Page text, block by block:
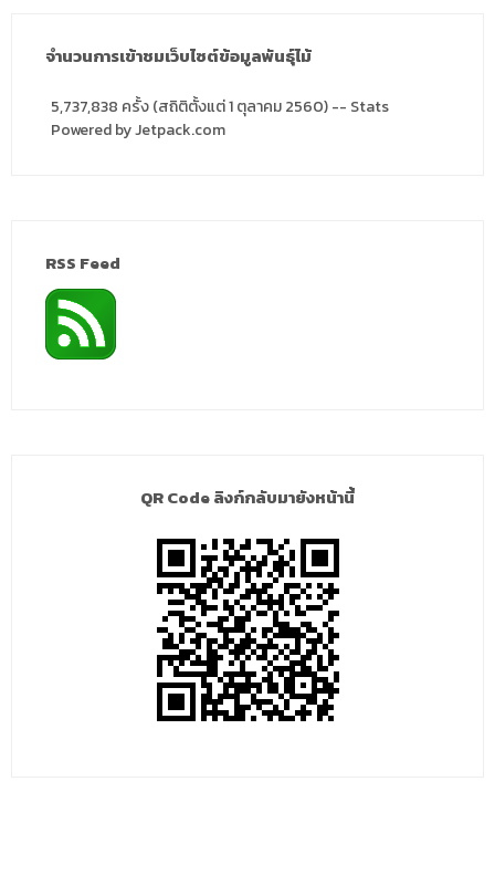
จำนวนการเข้าชมเว็บไซต์ข้อมูลพันธุ์ไม้
5,737,838 ครั้ง (สถิติตั้งแต่ 1 ตุลาคม 2560) -- Stats
Powered by Jetpack.com
RSS Feed
QR Code ลิงก์กลับมายังหน้านี้